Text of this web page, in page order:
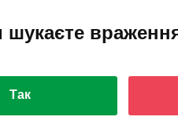
шукаєте
Так